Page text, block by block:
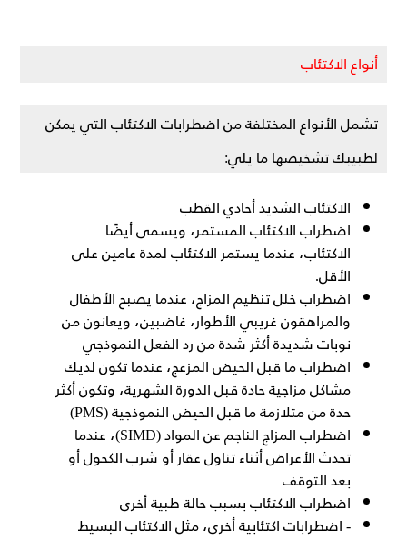
أنواع الاكتئاب
تشمل الأنواع المختلفة من اضطرابات الاكتئاب التي يمكن
لطبيبك تشخيصها ما يلي:
الاكتئاب الشديد أحادي القطب
اضطراب الاكتئاب المستمر، ويسمى أيضًا
الاكتئاب، عندما يستمر الاكتئاب لمدة عامين على
الأقل.
اضطراب خلل تنظيم المزاج، عندما يصبح الأطفال
والمراهقون غريبي الأطوار، غاضبين، ويعانون من
نوبات شديدة أكثر شدة من رد الفعل النموذجي
اضطراب ما قبل الحيض المزعج، عندما تكون لديك
مشاكل مزاجية حادة قبل الدورة الشهرية، وتكون أكثر
حدة من متلازمة ما قبل الحيض النموذجية (PMS)
اضطراب المزاج الناجم عن المواد (SIMD)، عندما
تحدث الأعراض أثناء تناول عقار أو شرب الكحول أو
بعد التوقف
اضطراب الاكتئاب بسبب حالة طبية أخرى
- اضطرابات اكتئابية أخرى، مثل الاكتئاب البسيط